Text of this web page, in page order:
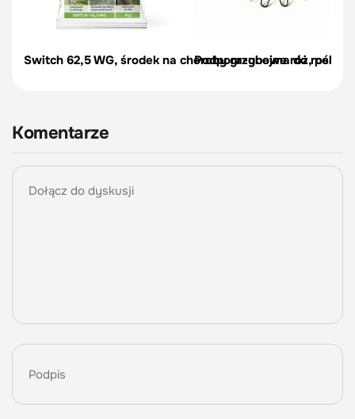
Switch 62,5 WG, środek na choroby grzybowe róż,
Podpora-obejma do roślin,
Komentarze